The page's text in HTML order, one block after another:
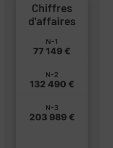
Chiffres
d'affaires
N-1
77 149 €
N-2
132 490 €
N-3
203 989 €